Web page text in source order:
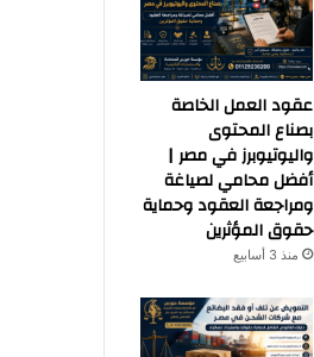
عقود العمل الخاصة
بصناع المحتوى
واليوتيوبرز في مصر |
أفضل محامي لصياغة
ومراجعة العقود وحماية
حقوق المؤثرين
منذ 3 أسابيع